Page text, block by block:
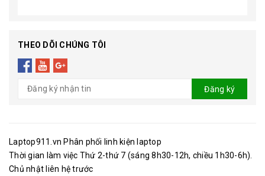
THEO DÕI CHÚNG TÔI
Đăng ký
Laptop911.vn Phân phối linh kiện laptop
Thời gian làm việc Thứ 2-thứ 7 (sáng 8h30-12h, chiều 1h30-6h).
Chủ nhật liên hệ trước